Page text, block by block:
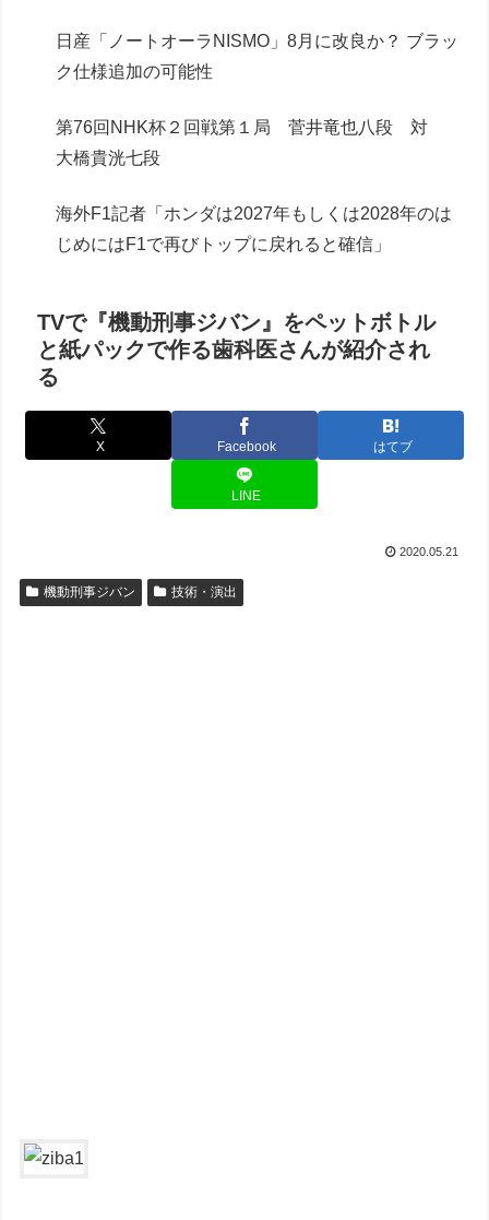
日産「ノートオーラNISMO」8月に改良か？ ブラッ
ク仕様追加の可能性
第76回NHK杯２回戦第１局 菅井竜也八段 対
大橋貴洸七段
海外F1記者「ホンダは2027年もしくは2028年のは
じめにはF1で再びトップに戻れると確信」
TVで『機動刑事ジバン』をペットボトル
と紙パックで作る歯科医さんが紹介され
る
X Facebook はてブ
LINE
2020.05.21
機動刑事ジバン 技術・演出